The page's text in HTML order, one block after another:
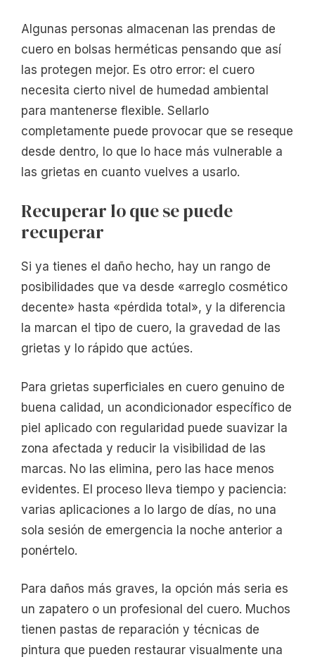
Algunas personas almacenan las prendas de
cuero en bolsas herméticas pensando que así
las protegen mejor. Es otro error: el cuero
necesita cierto nivel de humedad ambiental
para mantenerse flexible. Sellarlo
completamente puede provocar que se reseque
desde dentro, lo que lo hace más vulnerable a
las grietas en cuanto vuelves a usarlo.
Recuperar lo que se puede
recuperar
Si ya tienes el daño hecho, hay un rango de
posibilidades que va desde «arreglo cosmético
decente» hasta «pérdida total», y la diferencia
la marcan el tipo de cuero, la gravedad de las
grietas y lo rápido que actúes.
Para grietas superficiales en cuero genuino de
buena calidad, un acondicionador específico de
piel aplicado con regularidad puede suavizar la
zona afectada y reducir la visibilidad de las
marcas. No las elimina, pero las hace menos
evidentes. El proceso lleva tiempo y paciencia:
varias aplicaciones a lo largo de días, no una
sola sesión de emergencia la noche anterior a
ponértelo.
Para daños más graves, la opción más seria es
un zapatero o un profesional del cuero. Muchos
tienen pastas de reparación y técnicas de
pintura que pueden restaurar visualmente una